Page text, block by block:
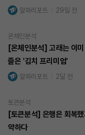
알파리포트 29일 전
온체인분석
[온체인분석] 고래는 이
즐은 '김치 프리미엄'
알파리포트 2달 전
토큰분석
[토큰분석] 은행은 회복
약하다